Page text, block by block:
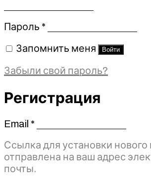
Пароль *Обязательно
Запомнить меня Войти
Забыли свой пароль?
Регистрация
Email *Обязательно
Ссылка для установки нового
отправлена ​​на ваш адрес
почты.